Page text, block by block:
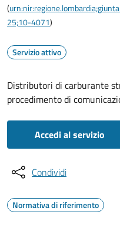
(
25;10-4071)
Servizio attivo
Distributori di carburante
procedimento di
Accedi al servizio
Condividi
Normativa di riferimento